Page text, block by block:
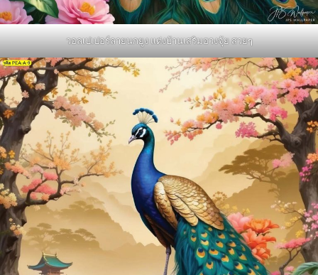
วอลเปเปอร์ลายนกยูง แต่งบ้านเสริมฮวงจุ้ย สวยๆ